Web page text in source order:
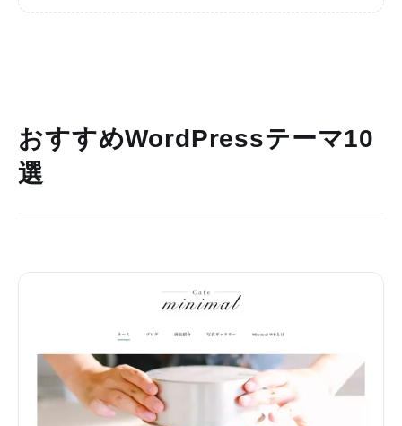
おすすめWordPressテーマ10
選